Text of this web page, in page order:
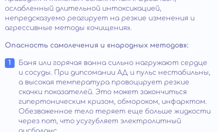
ослабленный длительной интоксикацией,
непредсказуемо реагирует на резкие изменения и
агрессивные методы «очищения».
Опасность самолечения и «народных методов»:
Баня или горячая ванна сильно нагружают сердце
и сосуды. При дипсомании АД и пульс нестабильны,
а высокая температура провоцирует резкие
скачки показателей. Это может закончиться
гипертоническим кризом, обмороком, инфарктом.
Обезвоженное тело теряет еще больше жидкости
через пот, что усугубляет электролитный